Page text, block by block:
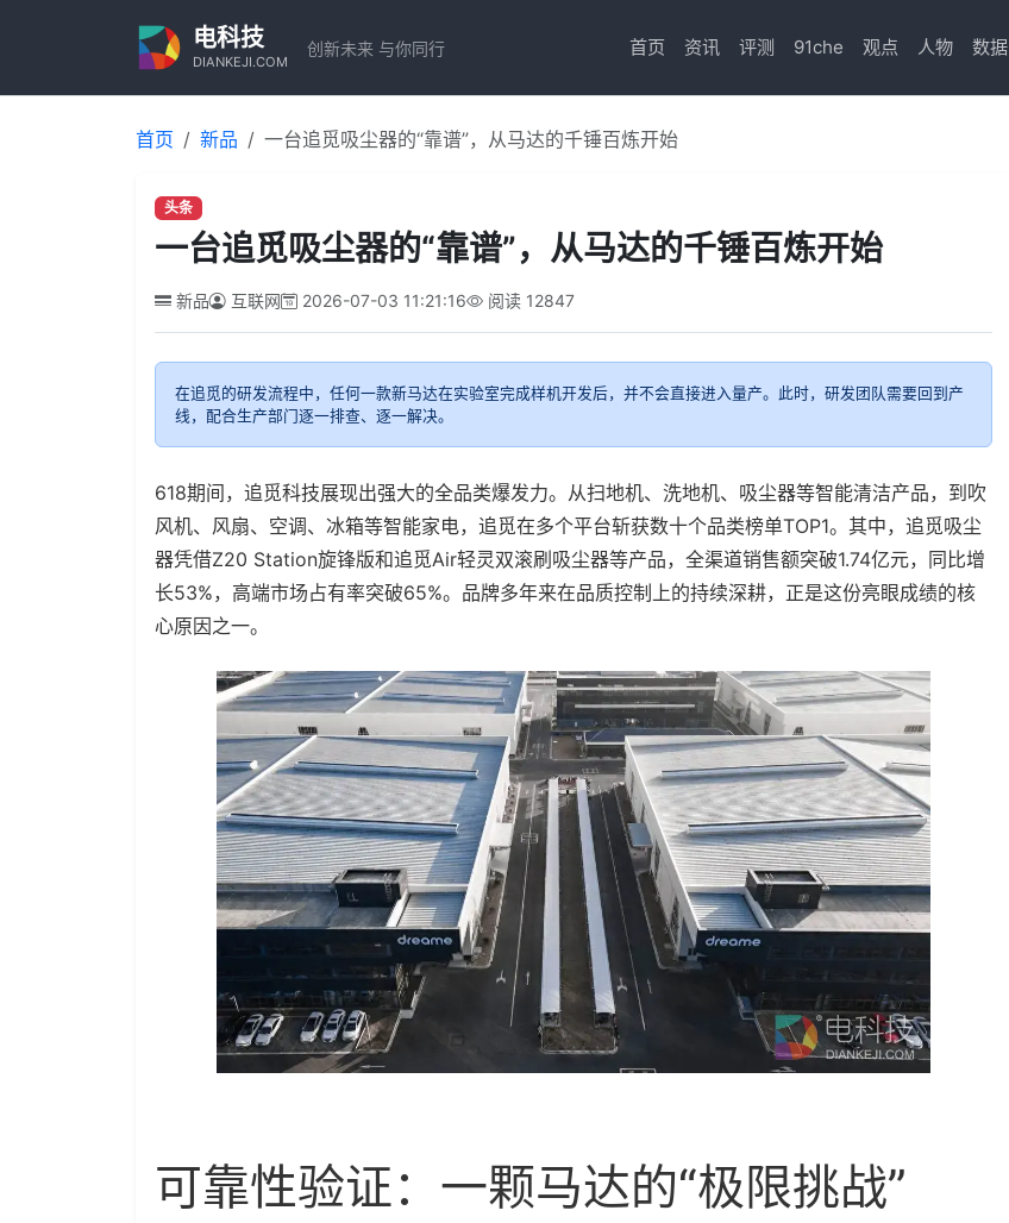
电科技
DIANKEJI.COM
创新未来 与你同行 首页 资讯 评测 91che 观点 人物 数据
首页 新品 一台追觅吸尘器的“靠谱”，从马达的千锤百炼开始
头条
一台追觅吸尘器的“靠谱”，从马达的千锤百炼开始
新品 互联网 2026-07-03 11:21:16 阅读 12847
在追觅的研发流程中，任何一款新马达在实验室完成样机开发后，并不会直接进入量产。此时，研发团队需要回到产
线，配合生产部门逐一排查、逐一解决。
618期间，追觅科技展现出强大的全品类爆发力。从扫地机、洗地机、吸尘器等智能清洁产品，到吹
风机、风扇、空调、冰箱等智能家电，追觅在多个平台斩获数十个品类榜单TOP1。其中，追觅吸尘
器凭借Z20 Station旋锋版和追觅Air轻灵双滚刷吸尘器等产品，全渠道销售额突破1.74亿元，同比增
长53%，高端市场占有率突破65%。品牌多年来在品质控制上的持续深耕，正是这份亮眼成绩的核
心原因之一。
可靠性验证：一颗马达的“极限挑战”